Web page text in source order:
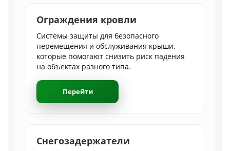
Ограждения кровли
Системы защиты для безопасного
перемещения и обслуживания крыши,
которые помогают снизить риск падения
на объектах разного типа.
Перейти
Снегозадержатели